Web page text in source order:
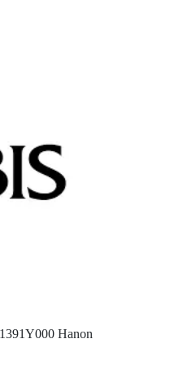
Hanon